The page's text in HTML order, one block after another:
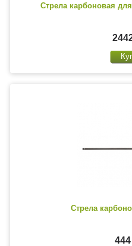
Стрела карбоновая
Стрела